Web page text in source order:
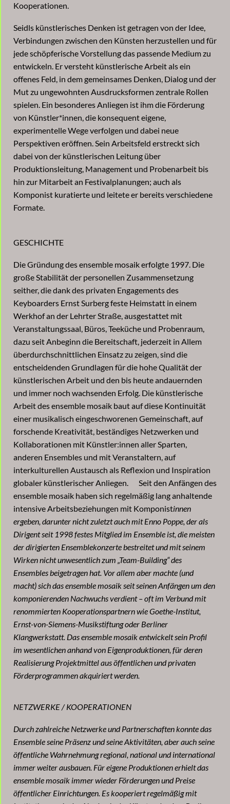
Kooperationen.
Seidls künstlerisches Denken ist getragen von der Idee,
Verbindungen zwischen den Künsten herzustellen und für
jede schöpferische Vorstellung das passende Medium zu
entwickeln. Er versteht künstlerische Arbeit als ein
offenes Feld, in dem gemeinsames Denken, Dialog und der
Mut zu ungewohnten Ausdrucksformen zentrale Rollen
spielen. Ein besonderes Anliegen ist ihm die Förderung
von Künstler*innen, die konsequent eigene,
experimentelle Wege verfolgen und dabei neue
Perspektiven eröffnen. Sein Arbeitsfeld erstreckt sich
dabei von der künstlerischen Leitung über
Produktionsleitung, Management und Probenarbeit bis
hin zur Mitarbeit an Festivalplanungen; auch als
Komponist kuratierte und leitete er bereits verschiedene
Formate.
GESCHICHTE
Die Gründung des ensemble mosaik erfolgte 1997. Die
große Stabilität der personellen Zusammensetzung
seither, die dank des privaten Engagements des
Keyboarders Ernst Surberg feste Heimstatt in einem
Werkhof an der Lehrter Straße, ausgestattet mit
Veranstaltungssaal, Büros, Teeküche und Probenraum,
dazu seit Anbeginn die Bereitschaft, jederzeit in Allem
überdurchschnittlichen Einsatz zu zeigen, sind die
entscheidenden Grundlagen für die hohe Qualität der
künstlerischen Arbeit und den bis heute andauernden
und immer noch wachsenden Erfolg. Die künstlerische
Arbeit des ensemble mosaik baut auf diese Kontinuität
einer musikalisch eingeschworenen Gemeinschaft, auf
forschende Kreativität, beständiges Netzwerken und
Kollaborationen mit Künstler:innen aller Sparten,
anderen Ensembles und mit Veranstaltern, auf
interkulturellen Austausch als Reflexion und Inspiration
globaler künstlerischer Anliegen. Seit den Anfängen des
ensemble mosaik haben sich regelmäßig lang anhaltende
intensive Arbeitsbeziehungen mit Komponistinnen
ergeben, darunter nicht zuletzt auch mit Enno Poppe, der als
Dirigent seit 1998 festes Mitglied im Ensemble ist, die meisten
der dirigierten Ensemblekonzerte bestreitet und mit seinem
Wirken nicht unwesentlich zum „Team-Building“ des
Ensembles beigetragen hat. Vor allem aber machte (und
macht) sich das ensemble mosaik seit seinen Anfängen um den
komponierenden Nachwuchs verdient – oft im Verbund mit
renommierten Kooperationspartnern wie Goethe-Institut,
Ernst-von-Siemens-Musikstiftung oder Berliner
Klangwerkstatt. Das ensemble mosaik entwickelt sein Profil
im wesentlichen anhand von Eigenproduktionen, für deren
Realisierung Projektmittel aus öffentlichen und privaten
Förderprogrammen akquiriert werden.
NETZWERKE / KOOPERATIONEN
Durch zahlreiche Netzwerke und Partnerschaften konnte das
Ensemble seine Präsenz und seine Aktivitäten, aber auch seine
öffentliche Wahrnehmung regional, national und international
immer weiter ausbauen. Für eigene Produktionen erhielt das
ensemble mosaik immer wieder Förderungen und Preise
öffentlicher Einrichtungen. Es kooperiert regelmäßig mit